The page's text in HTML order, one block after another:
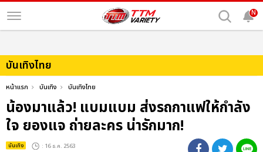
N
บันเทิงไทย
หน้าแรก บันเทิง บันเทิงไทย
น้องมาแล้ว! แบมแบม ส่งรถกาแฟให้กำลัง
ใจ ยองแจ ถ่ายละคร น่ารักมาก!
บันเทิง : 16 ธ.ค. 2563